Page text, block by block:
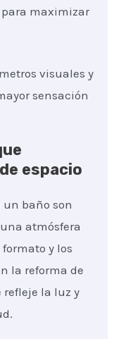
maximizar
visuales y
sensación
espacio
un baño son
atmósfera
y los
la reforma de
refleje la luz y